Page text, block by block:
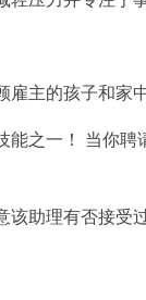
雇主的孩子和家
能之一！ 当你
该助理有否接受